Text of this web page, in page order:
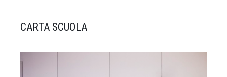
CARTA SCUOLA